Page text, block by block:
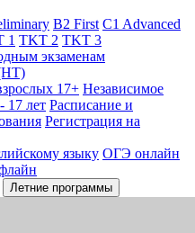
B2 First C1 Advanced
1 TKT 2 TKT 3
экзаменам
17+ Независимое
17 лет Расписание и
Регистрация на
языку ОГЭ онлайн
Летние программы